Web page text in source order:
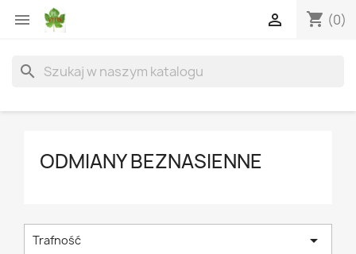
 shopping_cart (0)

search
ODMIANY BEZNASIENNE
Trafność 